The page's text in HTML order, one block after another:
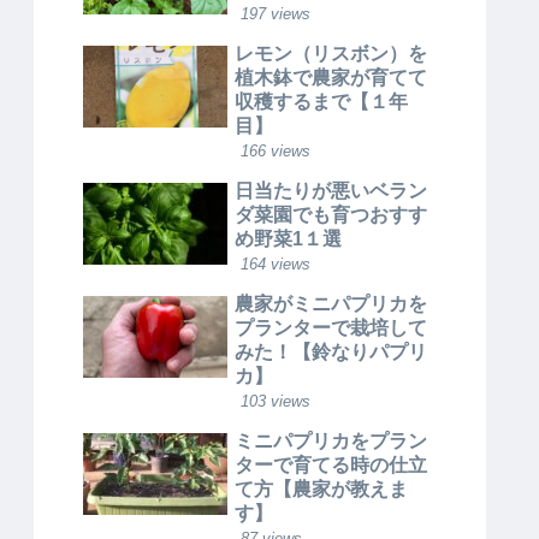
197 views
レモン（リスボン）を
植木鉢で農家が育てて
収穫するまで【１年
目】
166 views
日当たりが悪いベラン
ダ菜園でも育つおすす
め野菜1１選
164 views
農家がミニパプリカを
プランターで栽培して
みた！【鈴なりパプリ
カ】
103 views
ミニパプリカをプラン
ターで育てる時の仕立
て方【農家が教えま
す】